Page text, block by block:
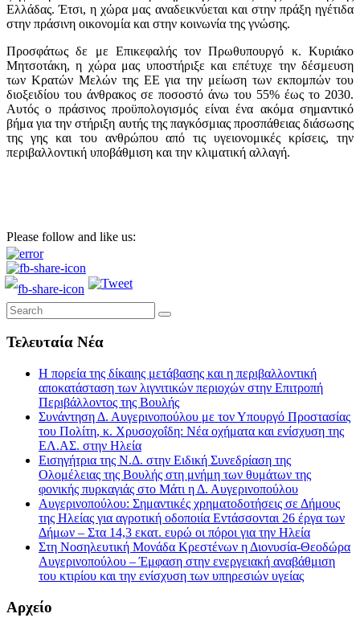
Ελλάδας. Έτσι, η χώρα μας αναδεικνύεται και στην πράξη ηγέτιδα
στην πράσινη οικονομία και στην κοινωνία της γνώσης.
Προσφάτως δε με Επικεφαλής τον Πρωθυπουργό κ. Κυριάκο
Μητσοτάκη, η χώρα μας υποστήριξε και επέτυχε την δέσμευση
των Κρατών Μελών της ΕΕ για την μείωση των εκπομπών του
διοξειδίου του άνθρακος σε ποσοστό άνω του 55% έως το 2030.
Αυτός ο πράσινος προϋπολογισμός είναι ένα ακόμα σημαντικό
βήμα για την στήριξη αυτής της παγκόσμιας προσπάθειας διάσωσης
της γης και του ανθρώπου από τις υγειονομικές κρίσεις, την
περιβαλλοντική υποβάθμιση και την κλιματική αλλαγή.
Please follow and like us:
Τελευταία Νέα
Η πορεία της δίκαιης μετάβασης και η περιβαλλοντική
αποκατάσταση των λιγνιτικών περιοχών στην Επιτροπή
Περιβάλλοντος της Βουλής
Συνάντηση Δ. Αυγερινοπούλου με τον Υπουργό Προστασίας
του Πολίτη, κ. Χρυσοχοΐδη: Νέα οχήματα και ενίσχυση της
ΕΛ.ΑΣ. στην Ηλεία
Εισηγήτρια της Ν.Δ. στην Ειδική Συνεδρίαση της
Ολομέλειας της Βουλής στη μνήμη των θυμάτων της
φονικής πυρκαγιάς στο Μάτι η Δ. Αυγερινοπούλου
Αυγερινοπούλου: Σημαντικές χρηματοδοτήσεις σε Δήμους
της Ηλείας για αγροτική οδοποιία Εντάσσονται 26 έργα των
Δήμων – Στα 14,3 εκατ. ευρώ οι πόροι για την Ηλεία
Στη Νοσηλευτική Μονάδα Κρεστένων η Διονυσία-Θεοδώρα
Αυγερινοπούλου – Έμφαση στην ενεργειακή αναβάθμιση
του κτιρίου και την ενίσχυση των υπηρεσιών υγείας
Αρχείο